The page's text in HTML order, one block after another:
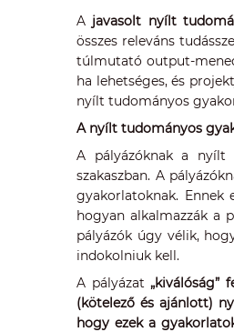
A javasolt nyílt
összes releváns
túlmutató output-
ha lehetséges, és
nyílt tudományos
A nyílt tudományos
A pályázóknak a nyílt
szakaszban. A
gyakorlatoknak. Ennek
hogyan alkalmazzák a
pályázók úgy vélik,
indokolniuk kell.
A pályázat„kiválóság”
(kötelező és ajánlott)
hogy ezek a